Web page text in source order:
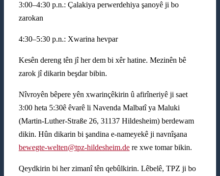
3:00–4:30 p.n.: Çalakiya perwerdehiya şanoyê ji bo
zarokan
4:30–5:30 p.n.: Xwarina hevpar
Kesên dereng tên jî her dem bi xêr hatine. Mezinên bê
zarok jî dikarin beşdar bibin.
Nîvroyên bêpere yên xwarinçêkirin û afirîneriyê ji saet
3:00 heta 5:30ê êvarê li Navenda Malbatî ya Maluki
(Martin-Luther-Straße 26, 31137 Hildesheim) berdewam
dikin. Hûn dikarin bi şandina e-nameyekê ji navnîşana
bewegte-welten@tpz-hildesheim.dere xwe tomar bikin.
Qeydkirin bi her zimanî tên qebûlkirin. Lêbelê, TPZ ji bo